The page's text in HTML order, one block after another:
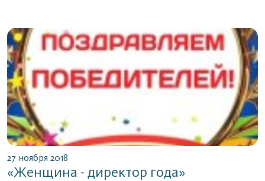
27 ноября 2018
«Женщина - директор года»